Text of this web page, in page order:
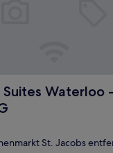
Waterloo
Waterloo - St.
St. Jacobs